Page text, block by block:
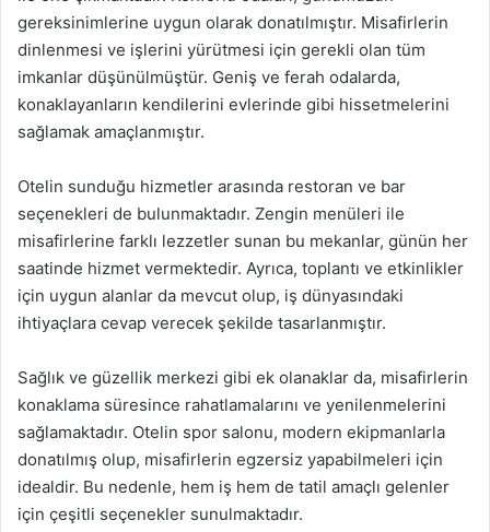
gereksinimlerine uygun olarak donatılmıştır. Misafirlerin
dinlenmesi ve işlerini yürütmesi için gerekli olan tüm
imkanlar düşünülmüştür. Geniş ve ferah odalarda,
konaklayanların kendilerini evlerinde gibi hissetmelerini
sağlamak amaçlanmıştır.
Otelin sunduğu hizmetler arasında restoran ve bar
seçenekleri de bulunmaktadır. Zengin menüleri ile
misafirlerine farklı lezzetler sunan bu mekanlar, günün her
saatinde hizmet vermektedir. Ayrıca, toplantı ve etkinlikler
için uygun alanlar da mevcut olup, iş dünyasındaki
ihtiyaçlara cevap verecek şekilde tasarlanmıştır.
Sağlık ve güzellik merkezi gibi ek olanaklar da, misafirlerin
konaklama süresince rahatlamalarını ve yenilenmelerini
sağlamaktadır. Otelin spor salonu, modern ekipmanlarla
donatılmış olup, misafirlerin egzersiz yapabilmeleri için
idealdir. Bu nedenle, hem iş hem de tatil amaçlı gelenler
için çeşitli seçenekler sunulmaktadır.